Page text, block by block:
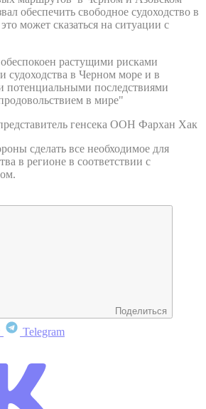
обеспечить свободное судоходство в
может сказаться на ситуации с
обеспокоен растущими рисками
судоходства в Черном море и в
потенциальными последствиями
в мире"
генсека ООН Фархан Хак
сделать все необходимое для
в регионе в соответствии с
Поделиться
Telegram